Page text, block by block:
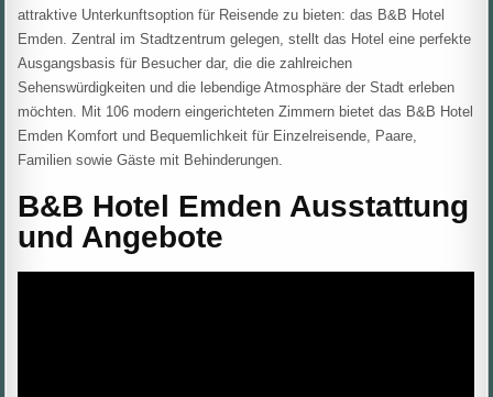
attraktive Unterkunftsoption für Reisende zu bieten: das B&B Hotel
Emden. Zentral im Stadtzentrum gelegen, stellt das Hotel eine perfekte
Ausgangsbasis für Besucher dar, die die zahlreichen
Sehenswürdigkeiten und die lebendige Atmosphäre der Stadt erleben
möchten. Mit 106 modern eingerichteten Zimmern bietet das B&B Hotel
Emden Komfort und Bequemlichkeit für Einzelreisende, Paare,
Familien sowie Gäste mit Behinderungen.
B&B Hotel Emden Ausstattung
und Angebote